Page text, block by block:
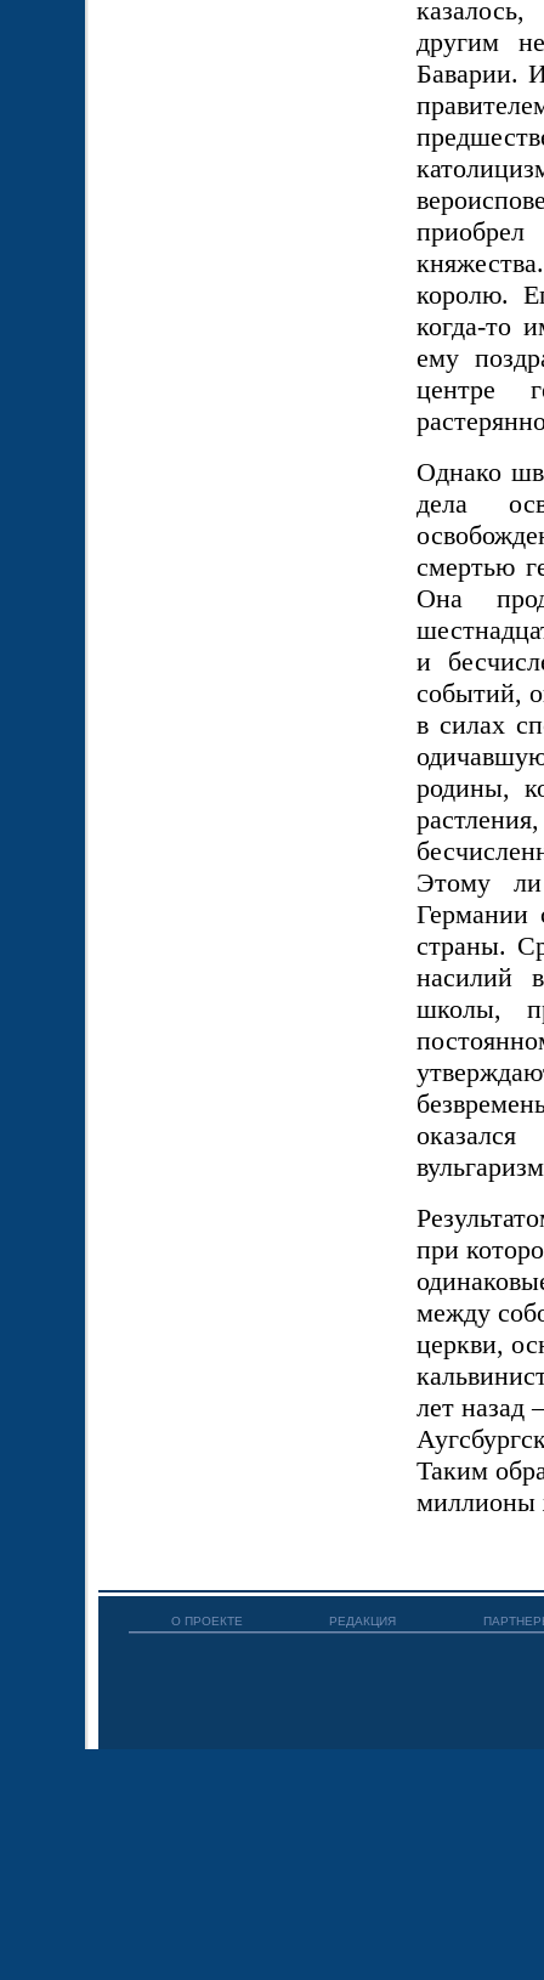
другим
Баварии.
королю.
когда-то
ему
центре
Однако
дела
смертью
Она
и
событий,
в силах
родины,
Этому
Германии
страны.
насилий
школы,
при
между
церкви,
лет назад
Таким
миллионы
О ПРОЕКТЕ РЕДАКЦИЯ